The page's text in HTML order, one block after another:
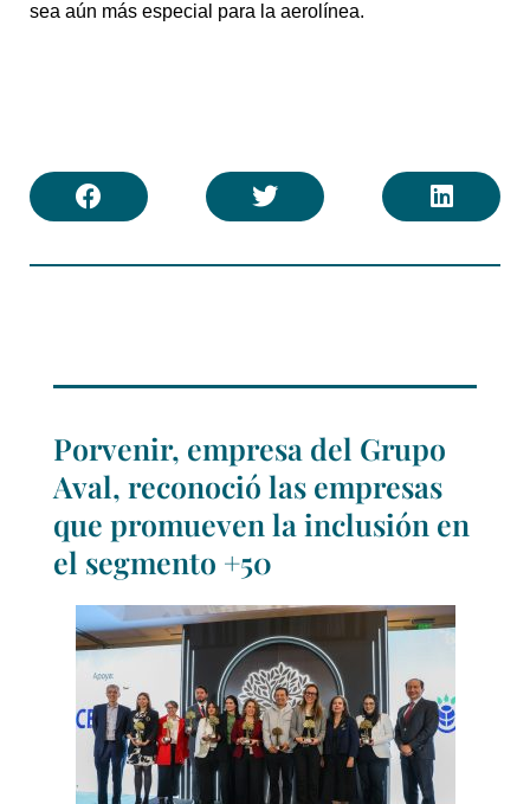
sea aún más especial para la aerolínea.
Porvenir, empresa del Grupo
Aval, reconoció las empresas
que promueven la inclusión en
el segmento +50